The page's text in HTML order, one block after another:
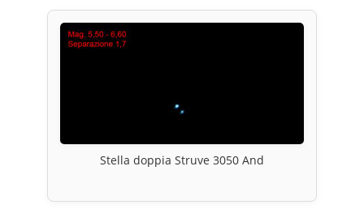
Stella doppia Struve 3050 And